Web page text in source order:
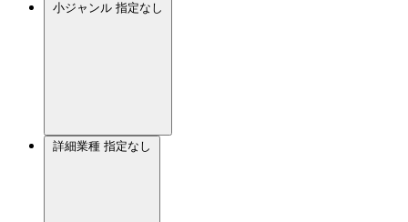
小ジャンル 指定なし
詳細業種 指定なし